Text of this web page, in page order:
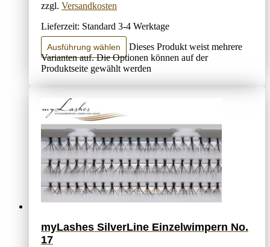
zzgl. Versandkosten
Lieferzeit: Standard 3-4 Werktage
Ausführung wählen
Dieses Produkt weist mehrere
Varianten auf. Die Optionen können auf der
Produktseite gewählt werden
myLashes SilverLine Einzelwimpern No.
17